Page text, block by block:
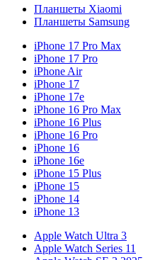
Планшеты Xiaomi
Планшеты Samsung
iPhone 17 Pro Max
iPhone 17 Pro
iPhone Air
iPhone 17
iPhone 17e
iPhone 16 Pro Max
iPhone 16 Plus
iPhone 16 Pro
iPhone 16
iPhone 16e
iPhone 15 Plus
iPhone 15
iPhone 14
iPhone 13
Apple Watch Ultra 3
Apple Watch Series 11